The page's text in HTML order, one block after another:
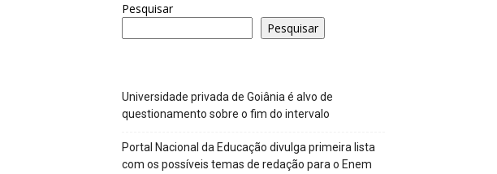
Pesquisar
Pesquisar
Universidade privada de Goiânia é alvo de
questionamento sobre o fim do intervalo
Portal Nacional da Educação divulga primeira lista
com os possíveis temas de redação para o Enem